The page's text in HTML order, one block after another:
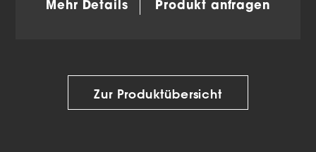
Mehr Details Produkt anfragen
Zur Produktübersicht